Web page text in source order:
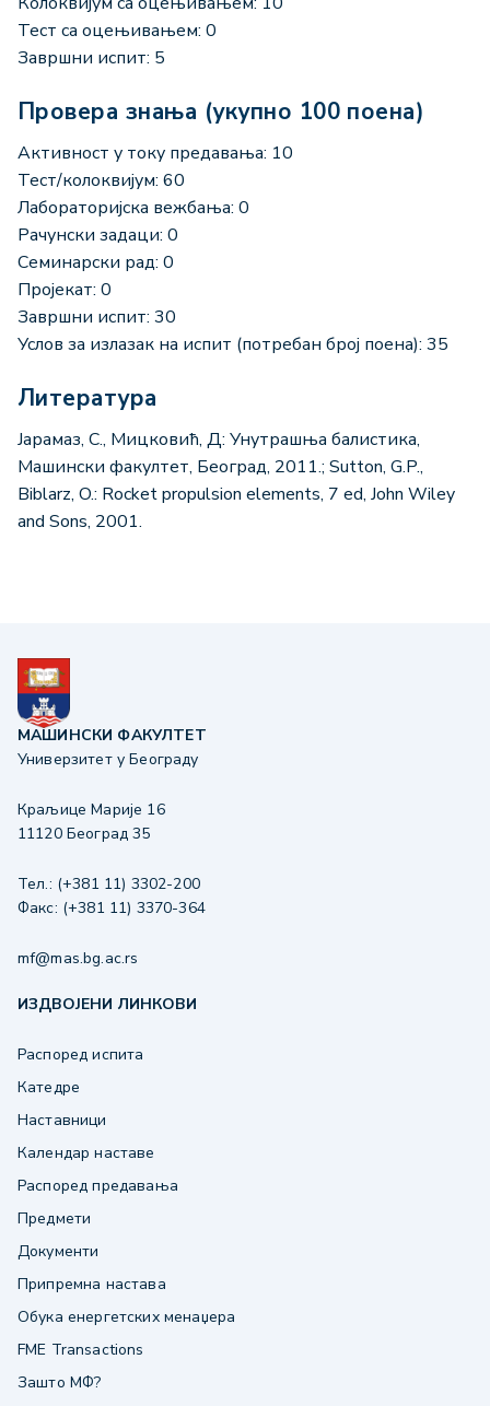
Тест са оцењивањем: 0
Завршни испит: 5
Провера знања (укупно 100 поена)
Активност у току предавања: 10
Тест/колоквијум: 60
Лабораторијска вежбања: 0
Рачунски задаци: 0
Семинарски рад: 0
Пројекат: 0
Завршни испит: 30
Услов за излазак на испит (потребан број поена): 35
Литература
Јарамаз, С., Мицковић, Д: Унутрашња балистика,
Машински факултет, Београд, 2011.; Sutton, G.P.,
Biblarz, O.: Rocket propulsion elements, 7 ed, John Wiley
and Sons, 2001.
МАШИНСКИ ФАКУЛТЕТ
Универзитет у Београду
Краљице Марије 16
11120 Београд 35
Тел.: (+381 11) 3302-200
Факс: (+381 11) 3370-364
mf@mas.bg.ac.rs
ИЗДВОЈЕНИ ЛИНКОВИ
Распоред испита
Катедре
Наставници
Календар наставе
Распоред предавања
Предмети
Документи
Припремна настава
Обука енергетских менаџера
FME Transactions
Зашто МФ?